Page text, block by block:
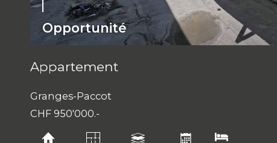
Opportunité
Appartement
Granges-Paccot
CHF 950'000.-